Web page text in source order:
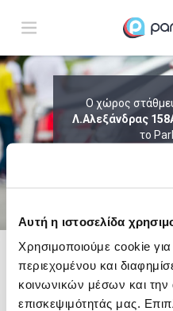
Αυτή η ιστοσελίδα
Χρησιμοποιούμε cookie
περιεχομένου και
κοινωνικών μέσων και
επισκεψιμότητάς μας.
Ο χώρος
Λ.Αλεξάνδρας
το
ΤΟ
Δες τώρα τα parking
και
ΑΦΙΞΗ Πεμ 06 Αυγ 03:45